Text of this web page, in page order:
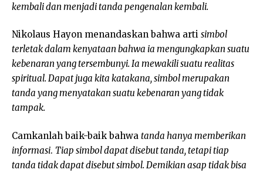
kembali dan menjadi tanda pengenalan kembali.
Nikolaus Hayon menandaskan bahwa arti simbol
terletak dalam kenyataan bahwa ia mengungkapkan suatu
kebenaran yang tersembunyi. Ia mewakili suatu realitas
spiritual. Dapat juga kita katakana, simbol merupakan
tanda yang menyatakan suatu kebenaran yang tidak
tampak.
Camkanlah baik-baik bahwa tanda hanya memberikan
informasi. Tiap simbol dapat disebut tanda, tetapi tiap
tanda tidak dapat disebut simbol. Demikian asap tidak bisa